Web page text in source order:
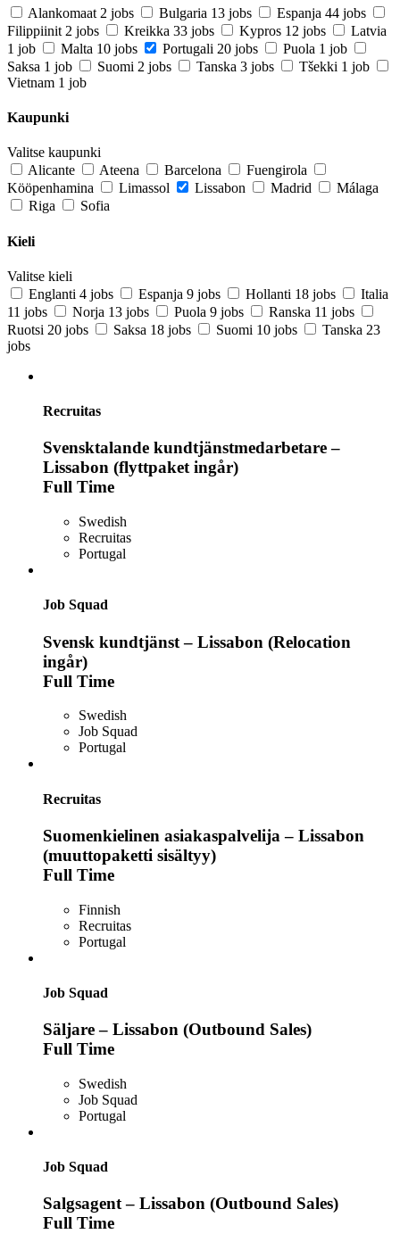
Alankomaat 2 jobs Bulgaria 13 jobs Espanja 44 jobs
Filippiinit 2 jobs Kreikka 33 jobs Kypros 12 jobs
Latvia
1 job
Malta 10 jobs Portugali 20 jobs Puola 1 job
Saksa 1 job Suomi 2 jobs Tanska 3 jobs Tšekki 1 job
Vietnam 1 job
Kaupunki
Valitse kaupunki
Alicante
Ateena Barcelona
Fuengirola
Kööpenhamina
Limassol Lissabon Madrid
Málaga
Riga
Sofia
Kieli
Valitse kieli
Englanti 4 jobs Espanja 9 jobs Hollanti 18 jobs
Italia
11 jobs
Norja 13 jobs Puola 9 jobs Ranska 11 jobs
Ruotsi 20 jobs Saksa 18 jobs Suomi 10 jobs Tanska 23
jobs
Recruitas
Svensktalande kundtjänstmedarbetare –
Lissabon (flyttpaket ingår)
Full Time
Swedish
Recruitas
Portugal
Job Squad
Svensk kundtjänst – Lissabon (Relocation
ingår)
Full Time
Swedish
Job Squad
Portugal
Recruitas
Suomenkielinen asiakaspalvelija – Lissabon
(muuttopaketti sisältyy)
Full Time
Finnish
Recruitas
Portugal
Job Squad
Säljare – Lissabon (Outbound Sales)
Full Time
Swedish
Job Squad
Portugal
Job Squad
Salgsagent – Lissabon (Outbound Sales)
Full Time